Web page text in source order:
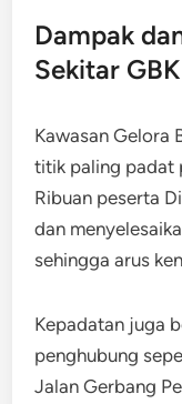
Dampak
Sekitar GBK
Kawasan Gelora
titik paling padat
Ribuan peserta
dan
sehingga arus
Kepadatan juga
penghubung
Jalan Gerbang